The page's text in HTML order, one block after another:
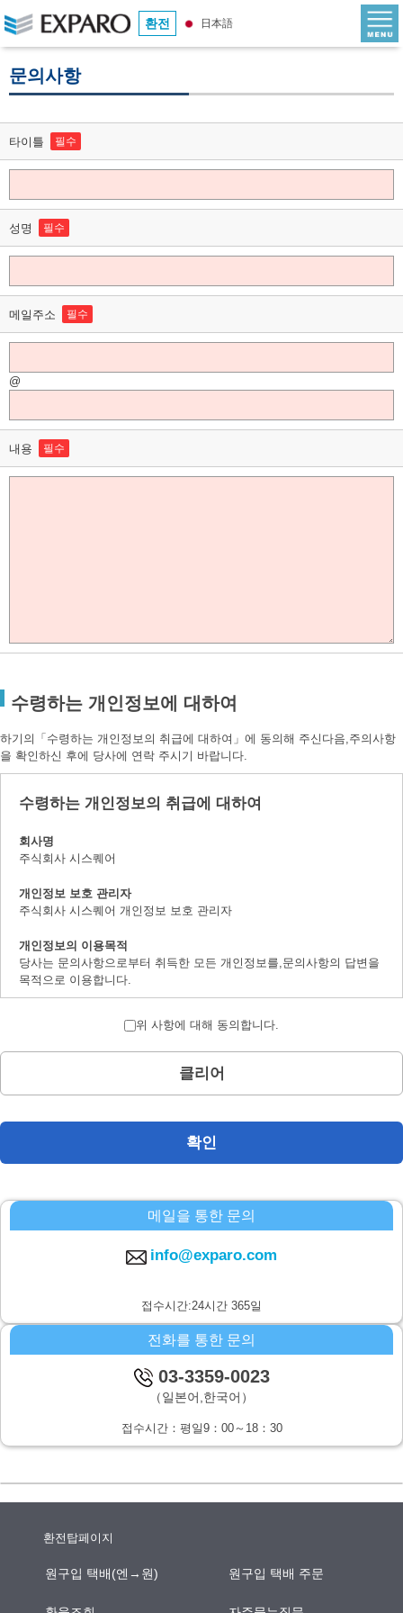
환전 日本語
문의사항
타이틀 필수
성명 필수
메일주소 필수
@
내용 필수
수령하는 개인정보에 대하여
하기의「수령하는 개인정보의 취급에 대하여」에 동의해 주신다음,주의사항
을 확인하신 후에 당사에 연락 주시기 바랍니다.
수령하는 개인정보의 취급에 대하여
회사명
주식회사 시스퀘어
개인정보 보호 관리자
주식회사 시스퀘어 개인정보 보호 관리자
개인정보의 이용목적
당사는 문의사항으로부터 취득한 모든 개인정보를,문의사항의 답변을
목적으로 이용합니다.
취득한 개인정보는 법률상에서 허가받은 경우를 제하고서,본인의 양해
를 구하지 않은채로 제삼자에 제공하지 않습니다.
계시 대상 개인정보의 계시 및 문의사항 창구에 대하여
본인으로부터의 요청에 의하여,당사가 보유하는 계시대상 개인정보의
주식회사 시스퀘어 개인정보 문의창구
E-MAIL：info@c-square.co.jp
개인정보를 입력하는데에 앞서서 주의사항
되지않을 경우가 있습니다.
쿠키나 web표시등을 통하여,본인이 쉽사리 인식하지 못하는 방법을 통
한 개인정보의 습득은 하지 않습니다.
위 사항에 대해 동의합니다.
클리어
확인
메일을 통한 문의
info@exparo.com
접수시간:24시간 365일
전화를 통한 문의
03-3359-0023
（일본어,한국어）
접수시간：평일9：00～18：30
환전탑페이지
원구입 택배(엔→원) 원구입 택배 주문